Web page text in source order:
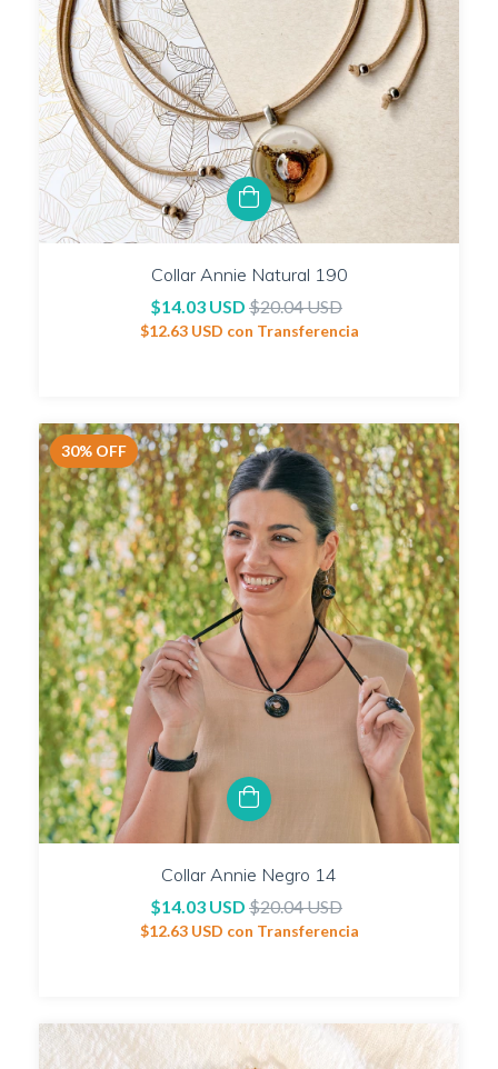
Collar Annie Natural 190
$14.03 USD $20.04 USD
$12.63 USD con Transferencia
30% OFF
Collar Annie Negro 14
$14.03 USD $20.04 USD
$12.63 USD con Transferencia